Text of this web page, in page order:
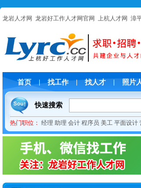
龙岩人才网 龙岩好工作人才网官网 上杭人才网 漳
首页 找工作 | 找人才 照片
快速搜索
热门职位： 经理 助理 会计 程序员 美工 平面设计